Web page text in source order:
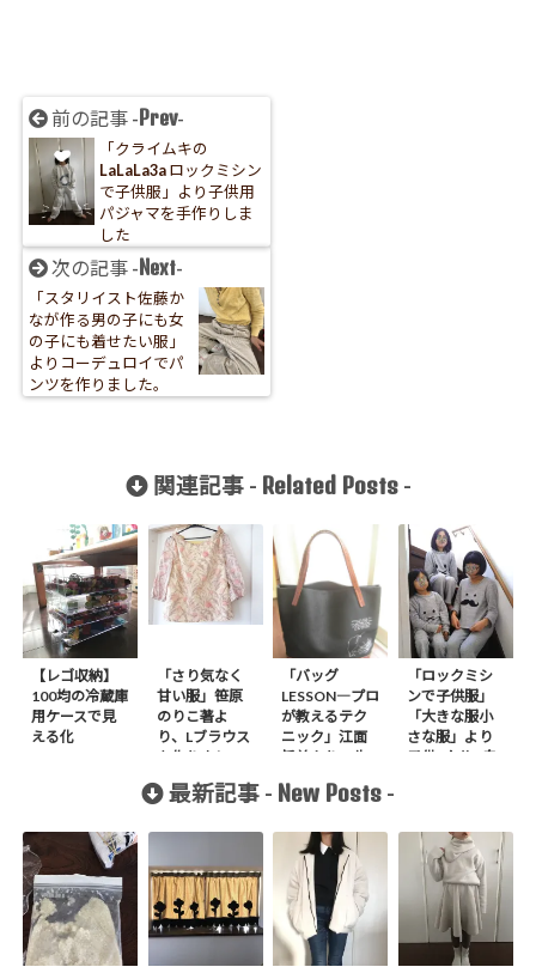
前の記事 - Prev-
「クライムキの
LaLaLa3a ロックミシン
で子供服」より子供用
パジャマを手作りしま
した
次の記事 - Next-
「スタリイスト佐藤か
なが作る男の子にも女
の子にも着せたい服」
よりコーデュロイでパ
ンツを作りました。
関連記事 - Related Posts-
【レゴ収納】
100均の冷蔵庫
用ケースで見
える化
「さり気なく
甘い服」笹原
のりこ著よ
り、Lブラウス
を作りまし
「バッグ
LESSON―プロ
が教えるテク
ニック」江面
旨美より、牛
をした帆布の
作りました
「ロックミシ
ンで子供服」
「大きな服小
さな服」より
子供4人分+自
最新記事 - New Posts -